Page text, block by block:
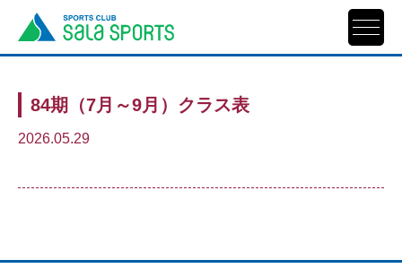
84期（7月～9月）クラス表
2026.05.29